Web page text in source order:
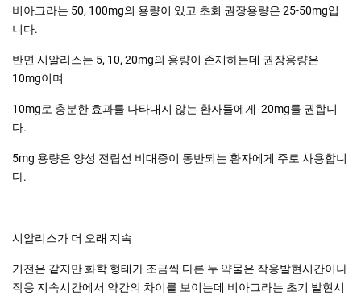
비아그라는 50, 100mg의 용량이 있고 초회 권장용량은 25-50mg입
니다.
반면 시알리스는 5, 10, 20mg의 용량이 존재하는데 권장용량은
10mg이며
10mg로 충분한 효과를 나타내지 않는 환자들에게 20mg를 권합니
다.
5mg 용량은 양성 전립선 비대증이 동반되는 환자에게 주로 사용합니
다.
시알리스가 더 오래 지속
기전은 같지만 화학 형태가 조금씩 다른 두 약물은 작용발현시간이나
작용 지속시간에서 약간의 차이를 보이는데 비아그라는 초기 발현시